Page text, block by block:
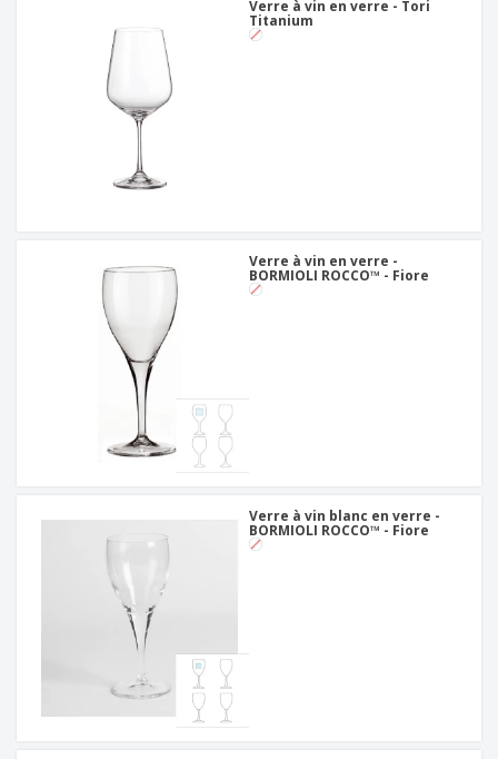
Verre à vin en verre - Tori
Titanium
Verre à vin en verre -
BORMIOLI ROCCO™ - Fiore
Verre à vin blanc en verre -
BORMIOLI ROCCO™ - Fiore